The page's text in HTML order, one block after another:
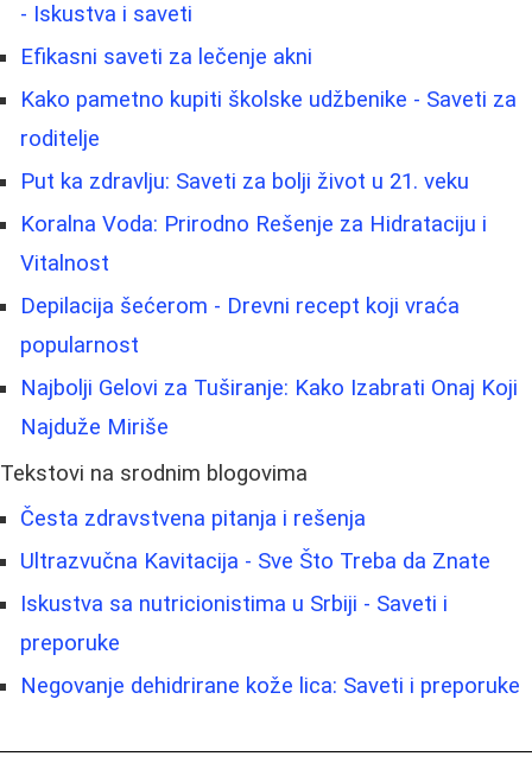
- Iskustva i saveti
Efikasni saveti za lečenje akni
Kako pametno kupiti školske udžbenike - Saveti za
roditelje
Put ka zdravlju: Saveti za bolji život u 21. veku
Koralna Voda: Prirodno Rešenje za Hidrataciju i
Vitalnost
Depilacija šećerom - Drevni recept koji vraća
popularnost
Najbolji Gelovi za Tuširanje: Kako Izabrati Onaj Koji
Najduže Miriše
Tekstovi na srodnim blogovima
Česta zdravstvena pitanja i rešenja
Ultrazvučna Kavitacija - Sve Što Treba da Znate
Iskustva sa nutricionistima u Srbiji - Saveti i
preporuke
Negovanje dehidrirane kože lica: Saveti i preporuke